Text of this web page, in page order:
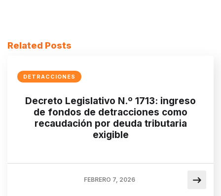
Related Posts
DETRACCIONES
Decreto Legislativo N.º 1713: ingreso
de fondos de detracciones como
recaudación por deuda tributaria
exigible
FEBRERO 7, 2026